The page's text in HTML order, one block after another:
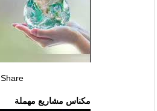
Share:
مكناس مشاريع مهملة